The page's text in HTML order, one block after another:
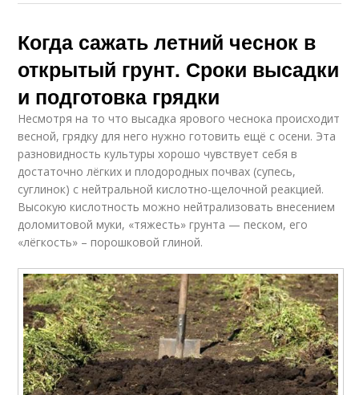
Когда сажать летний чеснок в
открытый грунт. Сроки высадки
и подготовка грядки
Несмотря на то что высадка ярового чеснока происходит
весной, грядку для него нужно готовить ещё с осени. Эта
разновидность культуры хорошо чувствует себя в
достаточно лёгких и плодородных почвах (супесь,
суглинок) с нейтральной кислотно-щелочной реакцией.
Высокую кислотность можно нейтрализовать внесением
доломитовой муки, «тяжесть» грунта — песком, его
«лёгкость» – порошковой глиной.